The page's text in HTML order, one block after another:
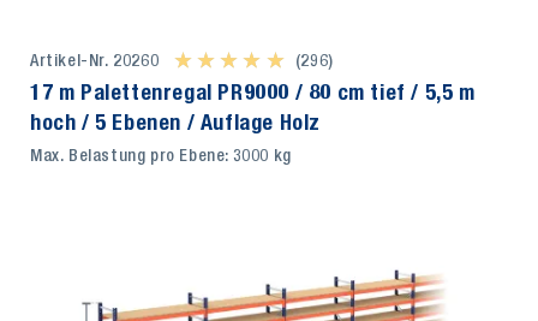
Artikel-Nr. 20260 ★ ★ ★ ★ ★
★ ★ ★ ★ ★ (296)
17 m Palettenregal PR9000 / 80 cm tief / 5,5 m
hoch / 5 Ebenen / Auflage Holz
Max. Belastung pro Ebene: 3000 kg